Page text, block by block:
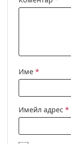
Име *
Имейл адрес *